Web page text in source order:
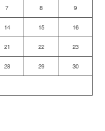
7 8 9
14 15 16
21 22 23
28 29 30